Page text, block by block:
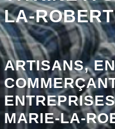
LA-
ARTISANS,
MARIE-LA-